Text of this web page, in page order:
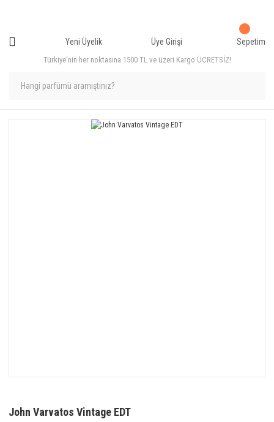
Türkiye'nin her noktasına 1500 TL ve üzeri Kargo ÜCRETSİZ!
Yeni Üyelik Üye Girişi Sepetim
John Varvatos Vintage EDT